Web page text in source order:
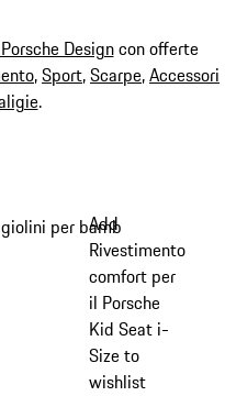
Designcon offerte
,Sport,Scarpe,Accessori
.
per bambini
Add
Rivestimento
comfort per
il Porsche
Kid Seat i-
Size to
wishlist